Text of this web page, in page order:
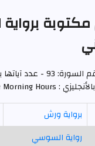
برواية
برواية ورش
رواية السوسي